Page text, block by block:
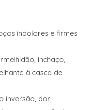
indolores e firmes
inchaço,
à casca de
inversão, dor,